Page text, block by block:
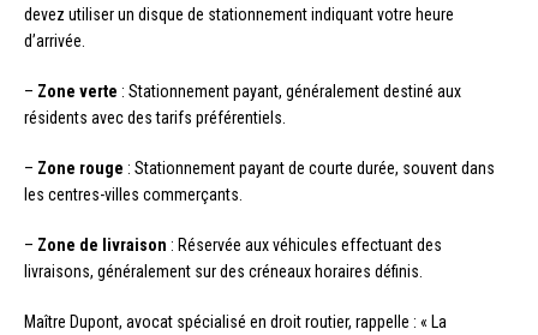
devez utiliser un disque de stationnement indiquant votre heure
d’arrivée.
– Zone verte : Stationnement payant, généralement destiné aux
résidents avec des tarifs préférentiels.
– Zone rouge : Stationnement payant de courte durée, souvent dans
les centres-villes commerçants.
– Zone de livraison : Réservée aux véhicules effectuant des
livraisons, généralement sur des créneaux horaires définis.
Maître Dupont, avocat spécialisé en droit routier, rappelle : « La